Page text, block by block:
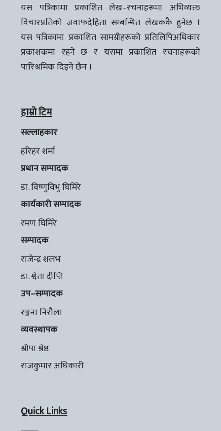
यस पत्रिकामा प्रकाशित लेख–रचनाहरूमा अभिव्यक्त
विचारप्रतिको जवाफदेहिता सम्बन्धित लेखककै हुनेछ ।
यस पत्रिकामा प्रकाशित सामग्रीहरूको प्रतिलिपिअधिकार
प्रकाशकमा रहने छ र यसमा प्रकाशित रचनाहरूको
पारिश्रमिक दिइने छैन ।
हाम्रो टिम
सल्लाहकार
हरिहर शर्मा
प्रधान सम्पादक
डा. विष्णुविभु घिमिरे
कार्यकारी सम्पादक
रमण घिमिरे
सम्पादक
राजेन्द्र शलभ
डा. श्वेता दीप्ति
उप–सम्पादक
रञ्जना निरौला
व्यवस्थापक
श्रीपा श्रेष्ठ
राजकुमार अधिकारी
Quick Links